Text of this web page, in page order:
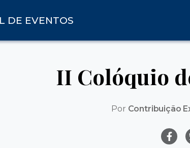
DE EVENTOS
II Colóquio
Por Contribuição